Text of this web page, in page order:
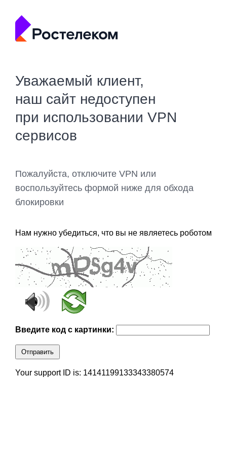
Уважаемый клиент,
наш сайт недоступен
при использовании VPN
сервисов
Пожалуйста, отключите VPN или
воспользуйтесь формой ниже для обхода
блокировки
Нам нужно убедиться, что вы не являетесь роботом
Введите код с картинки:
Отправить
Your support ID is: 14141199133343380574